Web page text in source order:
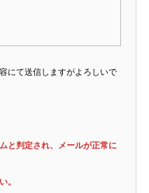
にて送信しますがよろしいで
と判定され、メールが正常に
。